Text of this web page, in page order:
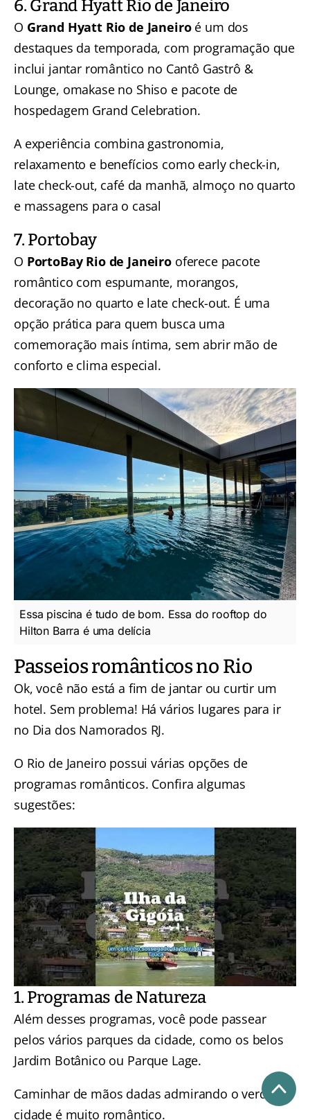
6. Grand Hyatt Rio de Janeiro
O Grand Hyatt Rio de Janeiroé um dos
destaques da temporada, com programação que
inclui jantar romântico no Cantô Gastrô &
Lounge, omakase no Shiso e pacote de
hospedagem Grand Celebration.
A experiência combina gastronomia,
relaxamento e benefícios como early check-in,
late check-out, café da manhã, almoço no quarto
e massagens para o casal
7. Portobay
O PortoBay Rio de Janeiro oferece pacote
romântico com espumante, morangos,
decoração no quarto e late check-out. É uma
opção prática para quem busca uma
comemoração mais íntima, sem abrir mão de
conforto e clima especial.
Essa piscina é tudo de bom. Essa do rooftop do
Hilton Barra é uma delícia
Passeios românticos no Rio
Ok, você não está a fim de jantar ou curtir um
hotel. Sem problema! Há vários lugares para ir
no Dia dos Namorados RJ.
O Rio de Janeiro possui várias opções de
programas românticos. Confira algumas
sugestões:
1. Programas de Natureza
Além desses programas, você pode passear
pelos vários parques da cidade, como os belos
Jardim Botânico ou Parque Lage.
Caminhar de mãos dadas admirando o verde da
cidade é muito romântico.